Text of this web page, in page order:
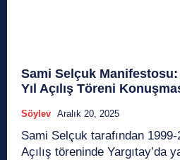
Sami Selçuk Manifestosu:
Yıl Açılış Töreni
Söylev Aralık 20, 2025
Sami Selçuk tarafından 1999-
Açılış töreninde Yargıtay’da